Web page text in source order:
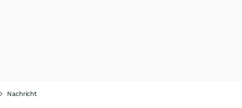
Nachricht